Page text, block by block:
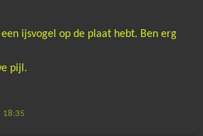
ijsvogel op de plaat hebt. Ben erg
pijl.
18:35